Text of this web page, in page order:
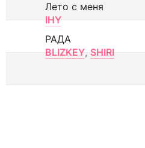
Лето с меня
IHY
РАДА
BLIZKEY, SHIRI